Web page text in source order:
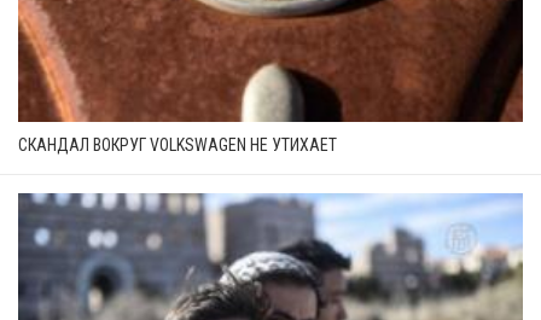
СКАНДАЛ ВОКРУГ VOLKSWAGEN НЕ УТИХАЕТ